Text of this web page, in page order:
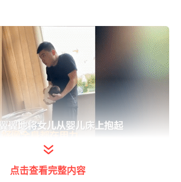
点击查看完整内容